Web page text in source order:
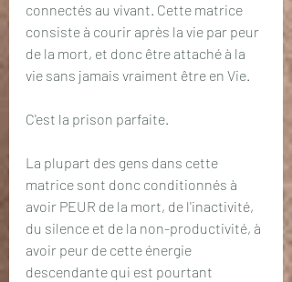
connectés au vivant. Cette matrice
consiste à courir après la vie par peur
de la mort, et donc être attaché à la
vie sans jamais vraiment être en Vie.
C'est la prison parfaite.
La plupart des gens dans cette
matrice sont donc conditionnés à
avoir PEUR de la mort, de l'inactivité,
du silence et de la non-productivité, à
avoir peur de cette énergie
descendante qui est pourtant